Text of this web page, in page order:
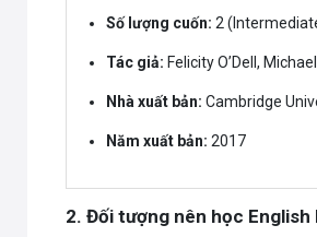
Số lượng cuốn:2
Tác giả: Felicity O’Dell,
Nhà xuất bản:Cambridge
Năm xuất bản:2017
2. Đối tượng nên học English